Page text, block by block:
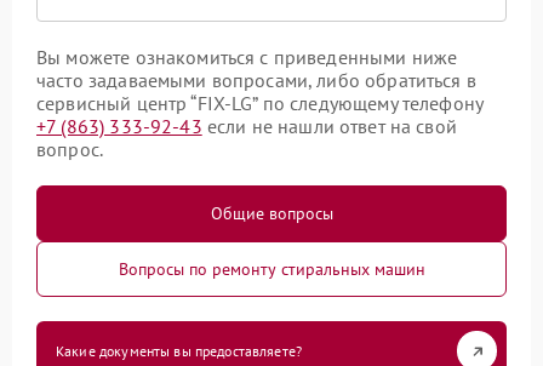
Вы можете ознакомиться с приведенными ниже
часто задаваемыми вопросами, либо обратиться в
сервисный центр “FIX-LG” по следующему телефону
+7 (863) 333-92-43 если не нашли ответ на свой
вопрос.
Общие вопросы
Вопросы по ремонту стиральных машин
Какие документы вы предоставляете?